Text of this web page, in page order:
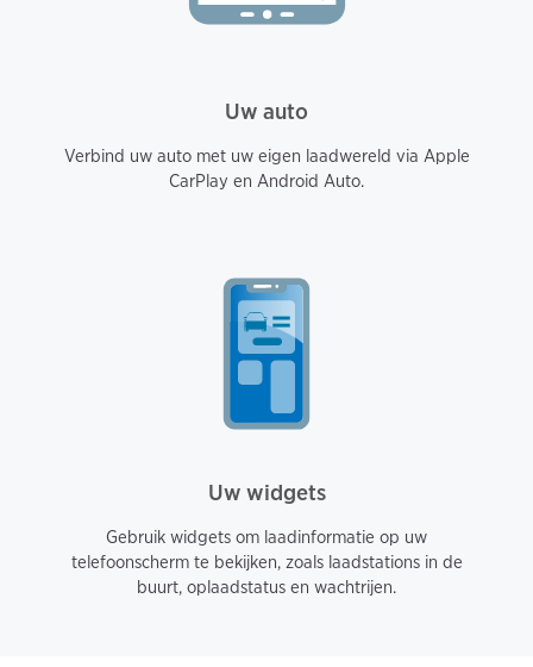
Uw auto
Verbind uw auto met uw eigen laadwereld via Apple
CarPlay en Android Auto.
Uw widgets
Gebruik widgets om laadinformatie op uw
telefoonscherm te bekijken, zoals laadstations in de
buurt, oplaadstatus en wachtrijen.